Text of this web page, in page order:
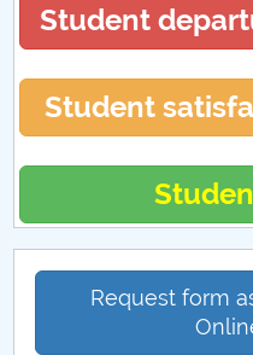
Student
Student
Request form